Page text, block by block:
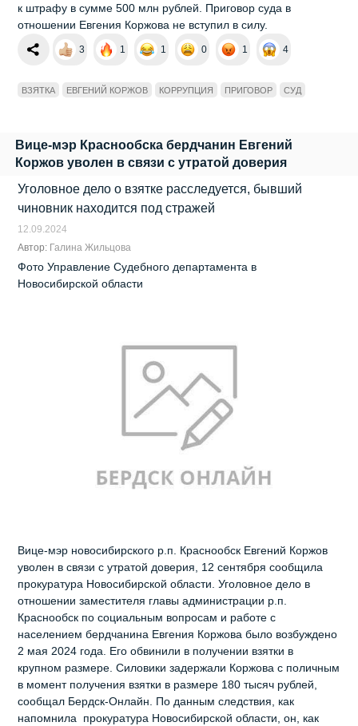
к штрафу в сумме 500 млн рублей. Приговор суда в
отношении Евгения Коржова не вступил в силу.
3 1 1 0 1 4
ВЗЯТКА ЕВГЕНИЙ КОРЖОВ КОРРУПЦИЯ ПРИГОВОР СУД
Вице-мэр Краснообска бердчанин Евгений
Коржов уволен в связи с утратой доверия
Уголовное дело о взятке расследуется, бывший
чиновник находится под стражей
12.09.2024
Автор: Галина Жильцова
Фото Управление Судебного департамента в
Новосибирской области
Вице-мэр новосибирского р.п. Краснообск Евгений Коржов
уволен в связи с утратой доверия, 12 сентября сообщила
прокуратура Новосибирской области. Уголовное дело в
отношении заместителя главы администрации р.п.
Краснообск по социальным вопросам и работе с
населением бердчанина Евгения Коржова было возбуждено
2 мая 2024 года. Его обвинили в получении взятки в
крупном размере. Силовики задержали Коржова с поличным
в момент получения взятки в размере 180 тысяч рублей,
сообщал Бердск-Онлайн. По данным следствия, как
напомнила прокуратура Новосибирской области, он, как